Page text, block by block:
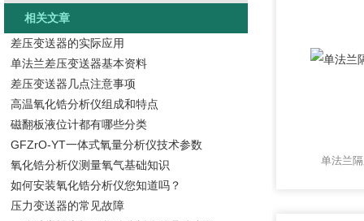
单法兰
相关文章
差压变送器的实际应用
单法兰差压变送器基本资料
差压变送器几点注意事项
高温氧化锆分析仪组成和特点
磁翻板液位计都有哪些分类
GFZrO-YT一体式氧量分析仪技术参数
氧化锆分析仪测量氧气基础知识
如何安装氧化锆分析仪您知道吗？
压力变送器的常见故障